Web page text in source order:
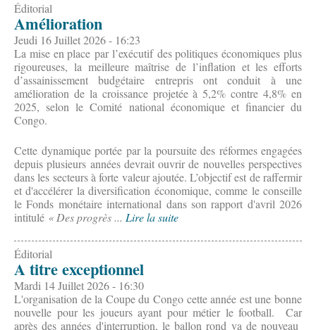
Éditorial
Amélioration
Jeudi 16 Juillet 2026 - 16:23
La mise en place par l’exécutif des politiques économiques plus
rigoureuses, la meilleure maîtrise de l’inflation et les efforts
d’assainissement budgétaire entrepris ont conduit à une
amélioration de la croissance projetée à 5,2% contre 4,8% en
2025, selon le Comité national économique et financier du
Congo.
Cette dynamique portée par la poursuite des réformes engagées
depuis plusieurs années devrait ouvrir de nouvelles perspectives
dans les secteurs à forte valeur ajoutée. L’objectif est de raffermir
et d'accélérer la diversification économique, comme le conseille
le Fonds monétaire international dans son rapport d'avril 2026
intitulé « Des progrès ... Lire la suite
Éditorial
A titre exceptionnel
Mardi 14 Juillet 2026 - 16:30
L'organisation de la Coupe du Congo cette année est une bonne
nouvelle pour les joueurs ayant pour métier le football. Car
après des années d'interruption, le ballon rond va de nouveau